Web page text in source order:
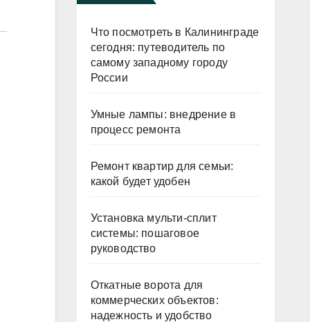
Что посмотреть в Калининграде
сегодня: путеводитель по
самому западному городу
России
Умные лампы: внедрение в
процесс ремонта
Ремонт квартир для семьи:
какой будет удобен
Установка мульти-сплит
системы: пошаговое
руководство
Откатные ворота для
коммерческих объектов:
надежность и удобство